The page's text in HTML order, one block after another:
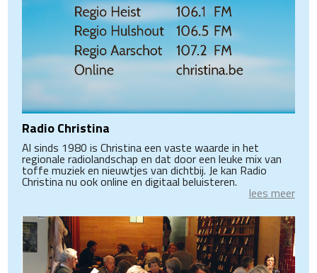
Radio Christina
Al sinds 1980 is Christina een vaste waarde in het
regionale radiolandschap en dat door een leuke mix van
toffe muziek en nieuwtjes van dichtbij. Je kan Radio
Christina nu ook online en digitaal beluisteren.
lees meer